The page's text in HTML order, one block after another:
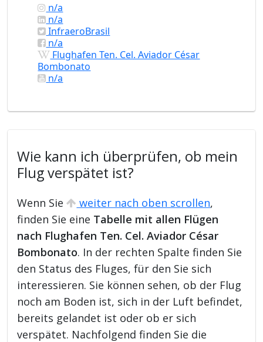
n/a
n/a
InfraeroBrasil
n/a
Flughafen Ten. Cel. Aviador César
Bombonato
n/a
Wie kann ich überprüfen, ob mein
Flug verspätet ist?
Wenn Sie weiter nach oben scrollen,
finden Sie eine Tabelle mit allen Flügen
nach Flughafen Ten. Cel. Aviador César
Bombonato. In der rechten Spalte finden Sie
den Status des Fluges, für den Sie sich
interessieren. Sie können sehen, ob der Flug
noch am Boden ist, sich in der Luft befindet,
bereits gelandet ist oder ob er sich
verspätet. Nachfolgend finden Sie die